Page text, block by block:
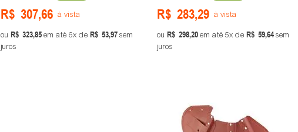
R$ 307,66 à vista
ou R$ 323,85em até 6 de R$ 53,97sem
juros
R$ 283,29 à vista
ou R$ 298,20em até 5 de R$ 59,64sem
juros